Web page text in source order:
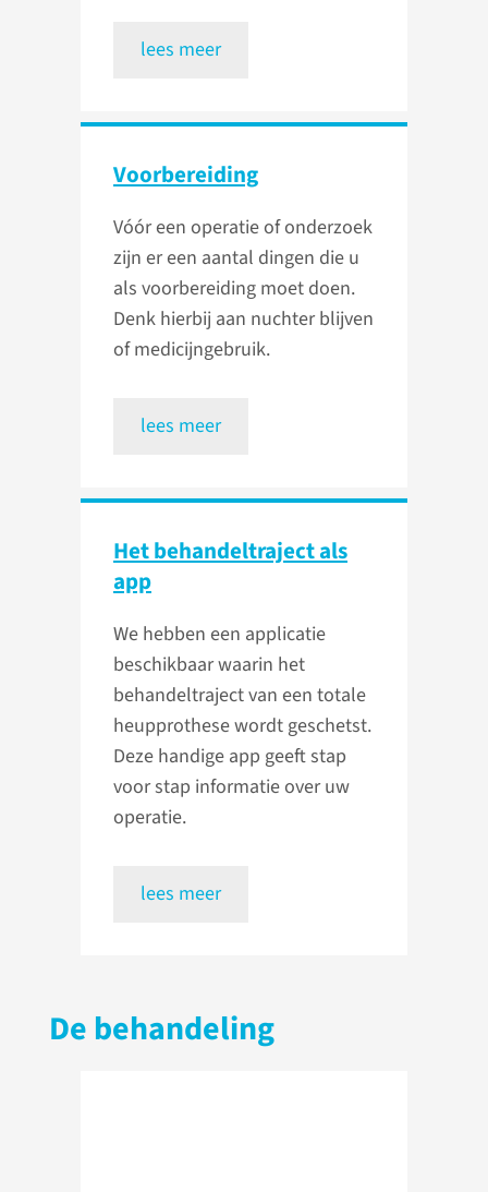
lees meer
Voorbereiding
Vóór een operatie of onderzoek
zijn er een aantal dingen die u
als voorbereiding moet doen.
Denk hierbij aan nuchter blijven
of medicijngebruik.
lees meer
Het behandeltraject als
app
We hebben een applicatie
beschikbaar waarin het
behandeltraject van een totale
heupprothese wordt geschetst.
Deze handige app geeft stap
voor stap informatie over uw
operatie.
lees meer
De behandeling